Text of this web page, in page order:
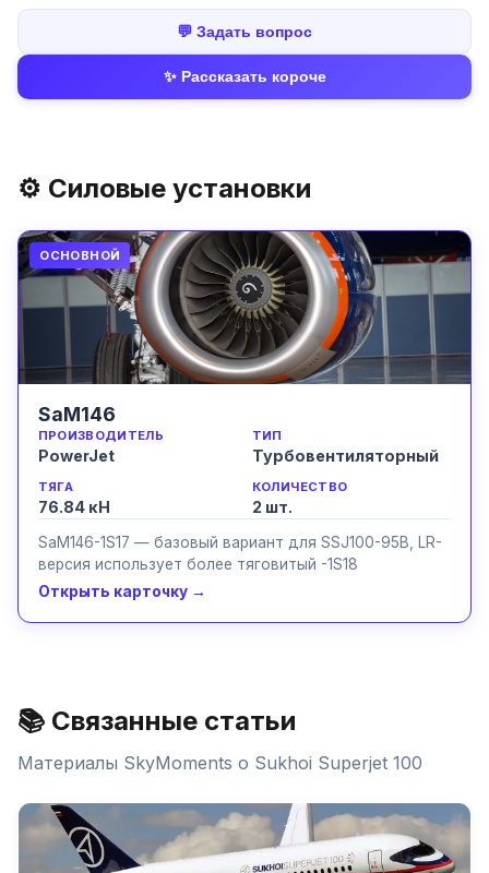
💬 Задать вопрос
✨ Рассказать короче
⚙️ Силовые установки
ОСНОВНОЙ
SaM146
ПРОИЗВОДИТЕЛЬ
PowerJet
ТИП
Турбовентиляторный
ТЯГА
76.84 кН
КОЛИЧЕСТВО
2 шт.
SaM146-1S17 — базовый вариант для SSJ100-95B, LR-
версия использует более тяговитый -1S18
Открыть карточку →
📚 Связанные статьи
Материалы SkyMoments о Sukhoi Superjet 100